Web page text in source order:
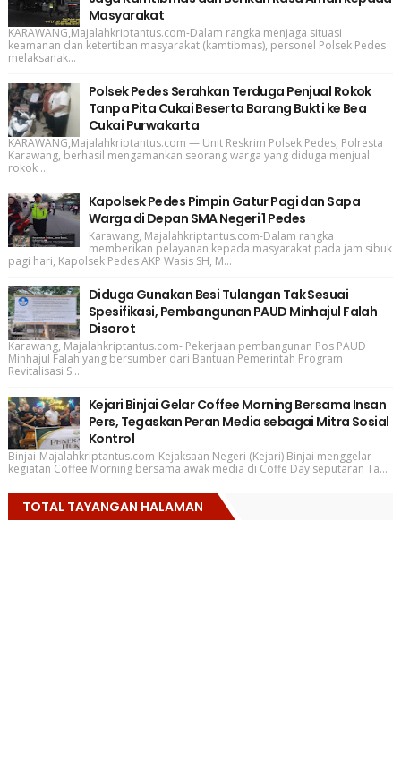
Masyarakat
KARAWANG,Majalahkriptantus.com-Dalam rangka menjaga situasi
keamanan dan ketertiban masyarakat (kamtibmas), personel Polsek Pedes
melaksanak...
Polsek Pedes Serahkan Terduga Penjual Rokok
Tanpa Pita Cukai Beserta Barang Bukti ke Bea
Cukai Purwakarta
KARAWANG,Majalahkriptantus.com — Unit Reskrim Polsek Pedes, Polresta
Karawang, berhasil mengamankan seorang warga yang diduga menjual
rokok ...
Kapolsek Pedes Pimpin Gatur Pagi dan Sapa
Warga di Depan SMA Negeri 1 Pedes
Karawang, Majalahkriptantus.com-Dalam rangka
memberikan pelayanan kepada masyarakat pada jam sibuk
pagi hari, Kapolsek Pedes AKP Wasis SH, M...
Diduga Gunakan Besi Tulangan Tak Sesuai
Spesifikasi, Pembangunan PAUD Minhajul Falah
Disorot
Karawang, Majalahkriptantus.com- Pekerjaan pembangunan Pos PAUD
Minhajul Falah yang bersumber dari Bantuan Pemerintah Program
Revitalisasi S...
Kejari Binjai Gelar Coffee Morning Bersama Insan
Pers, Tegaskan Peran Media sebagai Mitra Sosial
Kontrol
Binjai-Majalahkriptantus.com-Kejaksaan Negeri (Kejari) Binjai menggelar
kegiatan Coffee Morning bersama awak media di Coffe Day seputaran Ta...
TOTAL TAYANGAN HALAMAN